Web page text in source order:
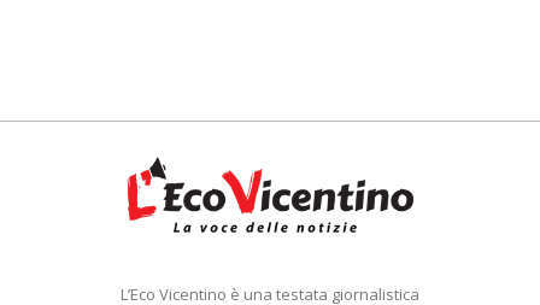
L’Eco Vicentino è una testata giornalistica